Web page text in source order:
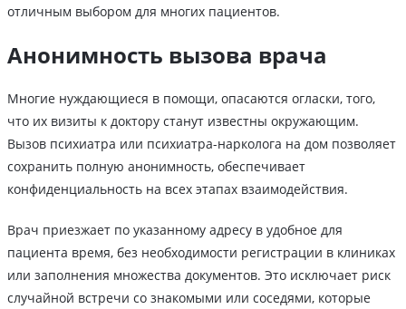
отличным выбором для многих пациентов.
Анонимность вызова врача
Многие нуждающиеся в помощи, опасаются огласки, того,
что их визиты к доктору станут известны окружающим.
Вызов психиатра или психиатра-нарколога на дом позволяет
сохранить полную анонимность, обеспечивает
конфиденциальность на всех этапах взаимодействия.
Врач приезжает по указанному адресу в удобное для
пациента время, без необходимости регистрации в клиниках
или заполнения множества документов. Это исключает риск
случайной встречи со знакомыми или соседями, которые